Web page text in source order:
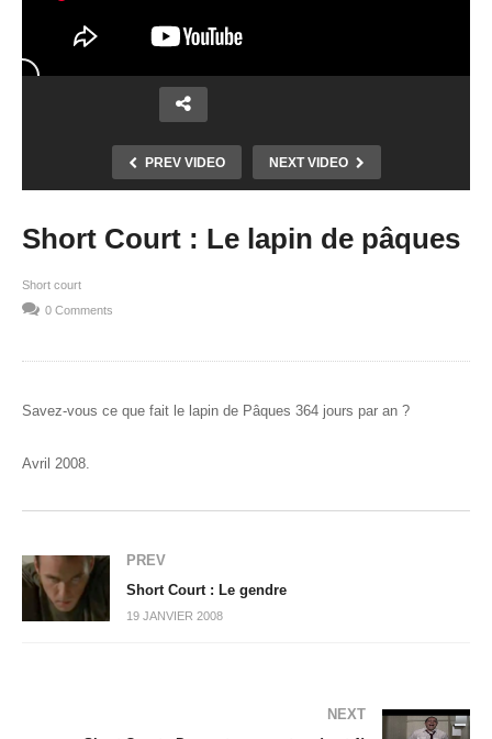
PREV VIDEO NEXT VIDEO
Short Court : Le lapin de pâques
Short court
0 Comments
Savez-vous ce que fait le lapin de Pâques 364 jours par an ?
Avril 2008.
PREV
Short Court : Le gendre
19 JANVIER 2008
NEXT